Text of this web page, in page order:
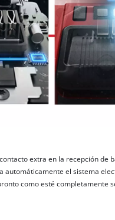
extra en la recepción de
automáticamente el sistema
como esté completamente